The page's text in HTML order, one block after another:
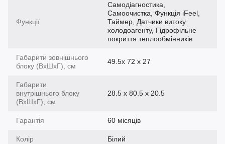
Функції
Самодіагностика,
Самоочистка, Функція iFeel,
Таймер, Датчики витоку
холодоагенту, Гідрофільне
покриття теплообмінників
Габарити зовнішнього
блоку (ВхШхГ), см
49.5x 72 x 27
Габарити
внутрішнього блоку
(ВхШхГ), см
28.5 x 80.5 x 20.5
Гарантія 60 місяців
Колір Білий